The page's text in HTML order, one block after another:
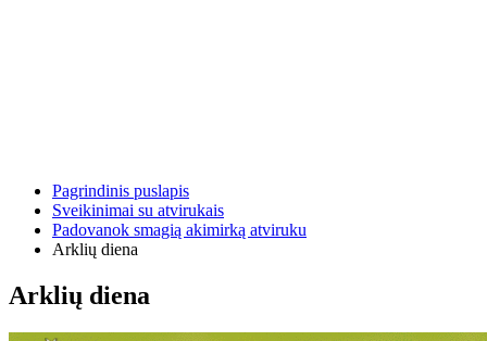
Pagrindinis puslapis
Sveikinimai su atvirukais
Padovanok smagią akimirką atviruku
Arklių diena
Arklių diena